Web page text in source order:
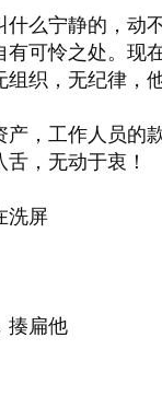
么宁静的，
可怜之处。
织，无纪律，
，工作人员
，无动于衷！
洗屏
揍扁他